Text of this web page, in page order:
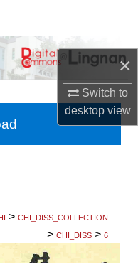
×
Switch to
desktopview
> CHI_DISS_COLLECTION
> CHI_DISS > 6